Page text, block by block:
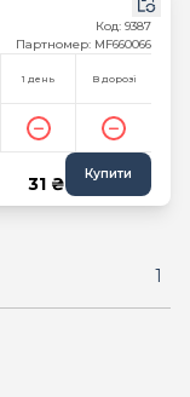
Код: 9387
Партномер: MF660066
1 день В дорозі
31 ₴ Купити
1